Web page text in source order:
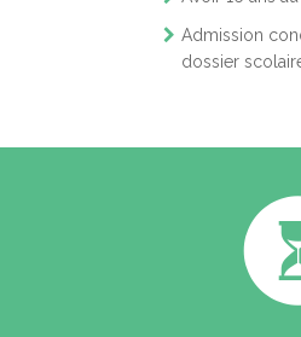
Admission
dossier